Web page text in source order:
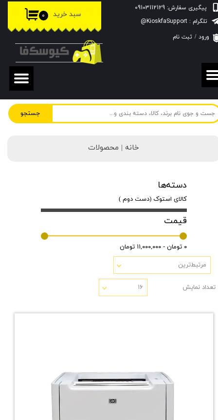
جستجو
پیگیری سفارش: 09103112129
۰ سبد خرید
ورود / ثبت نام
حساب کاربری من
تغییر گذر واژه
سفارشات
خروج از حساب کاربری
تلگرام : KioskfaSupport@
خانه | محصولات
دسته‌ها
کالای استوک (دست دوم )
قیمت
۰ تومان - ۱۱,۰۰۰,۰۰۰ تومان
مرتبط‌ترین
تعداد نمایش ۱۶